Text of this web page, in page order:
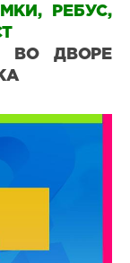
РЕБУС,
ВО ДВОРЕ